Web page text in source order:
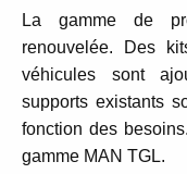
La gamme de
renouvelée. Des
véhicules sont
supports existants
fonction des
gamme MAN TGL.